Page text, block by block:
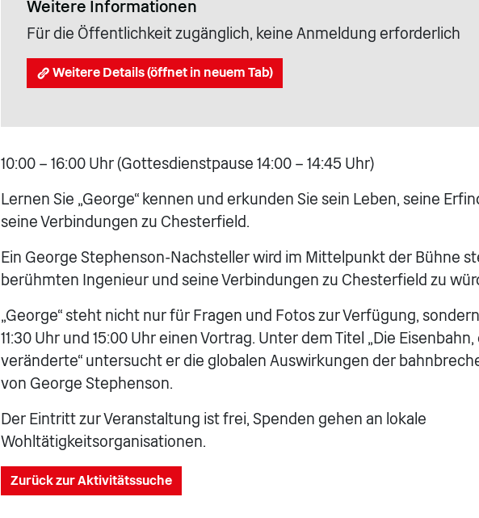
Weitere Informationen
Für die Öffentlichkeit zugänglich, keine Anmeldung erforderlich
Weitere Details (öffnet in neuem Tab)
10:00 – 16:00 Uhr (Gottesdienstpause 14:00 – 14:45 Uhr)
Lernen Sie „George“ kennen und erkunden Sie sein Leben, seine
seine Verbindungen zu Chesterfield.
Ein George Stephenson-Nachsteller wird im Mittelpunkt der Bühne
berühmten Ingenieur und seine Verbindungen zu Chesterfield zu
„George“ steht nicht nur für Fragen und Fotos zur Verfügung,
11:30 Uhr und 15:00 Uhr einen Vortrag. Unter dem Titel „Die
veränderte“ untersucht er die globalen Auswirkungen der
von George Stephenson.
Der Eintritt zur Veranstaltung ist frei, Spenden gehen an lokale
Wohltätigkeitsorganisationen.
Zurück zur Aktivitätssuche